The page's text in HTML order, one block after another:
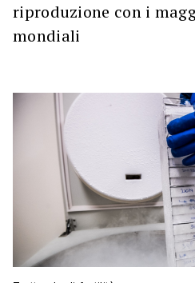
riproduzione con i
mondiali